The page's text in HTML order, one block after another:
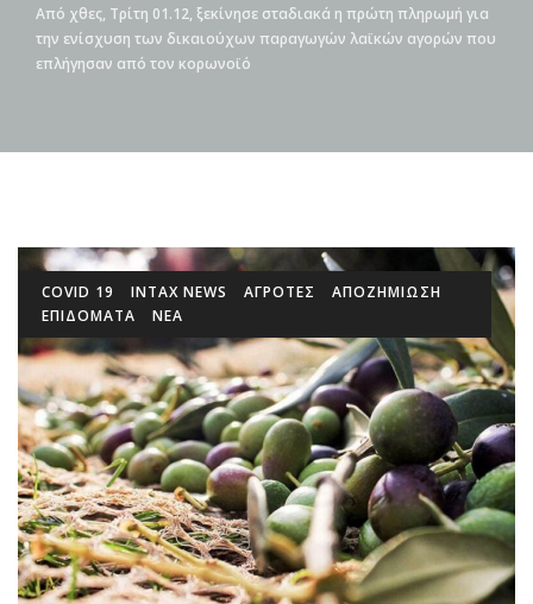
Από χθες, Τρίτη 01.12, ξεκίνησε σταδιακά η πρώτη πληρωμή για
την ενίσχυση των δικαιούχων παραγωγών λαϊκών αγορών που
επλήγησαν από τον κορωνοϊό
COVID 19 INTAX NEWS ΑΓΡΟΤΕΣ
ΑΠΟΖΗΜΙΩΣΗ
ΕΠΙΔΌΜΑΤΑ
ΝΕΑ